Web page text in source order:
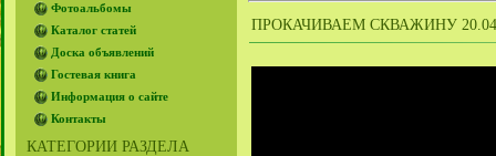
Фотоальбомы
Каталог статей
Доска объявлений
Гостевая книга
Информация о сайте
Контакты
КАТЕГОРИИ РАЗДЕЛА
ПРОКАЧИВАЕМ СКВАЖИНУ